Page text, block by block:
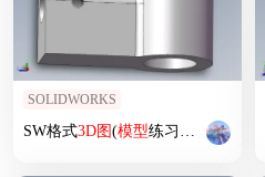
SOLIDWORKS
SW格式3D图(模型练习题)-013